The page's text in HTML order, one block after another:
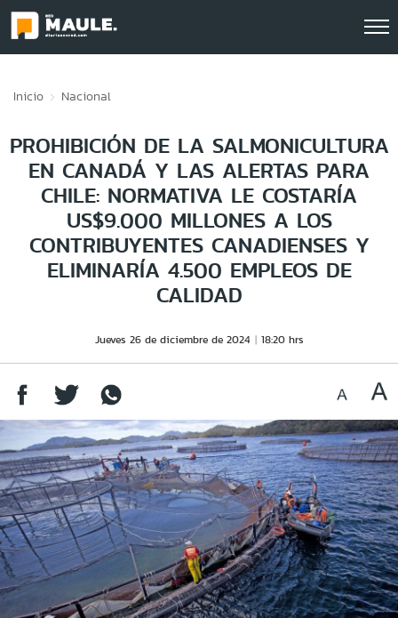
Inicio Nacional
PROHIBICIÓN DE LA SALMONICULTURA
EN CANADÁ Y LAS ALERTAS PARA
CHILE: NORMATIVA LE COSTARÍA
US$9.000 MILLONES A LOS
CONTRIBUYENTES CANADIENSES Y
ELIMINARÍA 4.500 EMPLEOS DE
CALIDAD
Jueves 26 de diciembre de 2024 18:20 hrs